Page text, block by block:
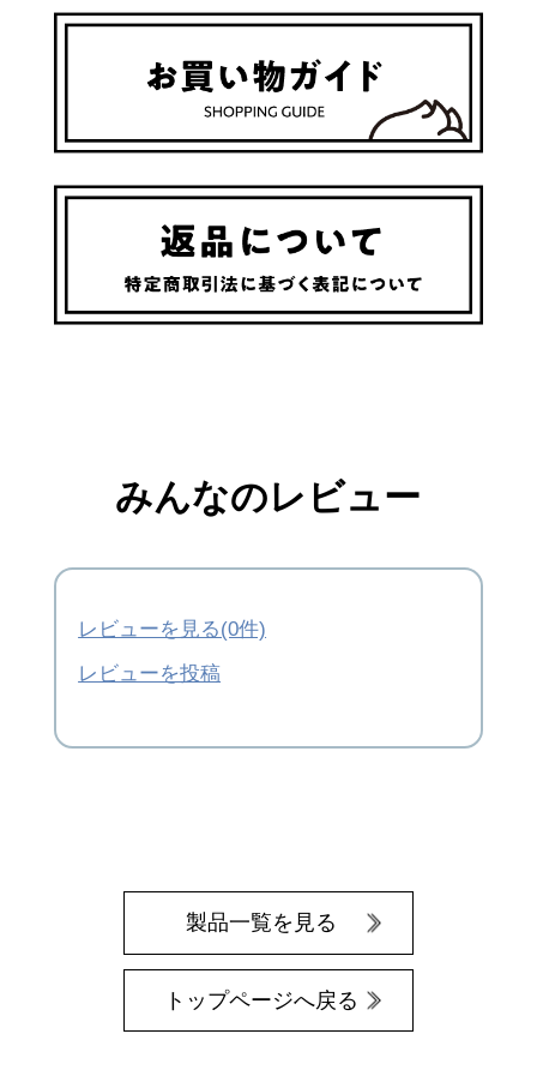
みんなのレビュー
レビューを見る(0件)
レビューを投稿
製品一覧を見る
トップページへ戻る